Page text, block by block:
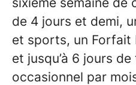
de 4 jours et demi,
et sports, un Forfait
et jusqu’à 6 jours
occasionnel par